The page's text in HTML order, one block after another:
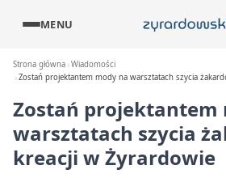
MENU
Strona główna Wiadomości
Zostań projektantem mody na warsztatach szycia
Zostań projektantem
warsztatach szycia
kreacji w Żyrardowie